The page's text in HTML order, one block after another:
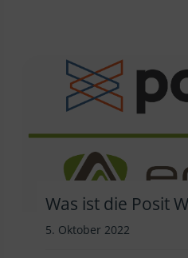
Was ist die Posit
5. Oktober 2022